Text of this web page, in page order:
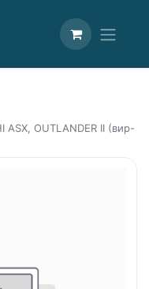
ASX, OUTLANDER II (вир-